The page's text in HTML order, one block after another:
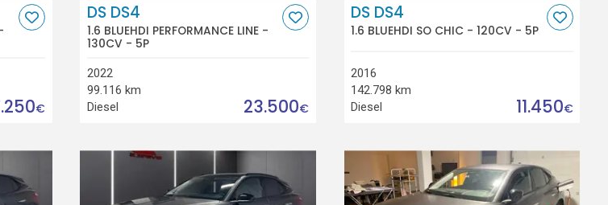
€
DS DS4
1.6 BLUEHDI PERFORMANCE LINE -
130CV - 5P
2022
99.116 km
Diesel
23.500€
DS DS4
1.6 BLUEHDI SO CHIC - 120CV - 5P
2016
142.798 km
Diesel
11.450€